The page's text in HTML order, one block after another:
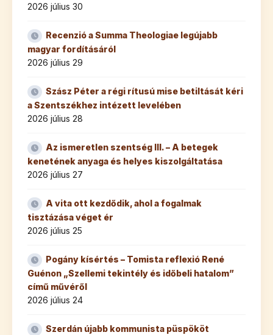
2026 július 30
Recenzió a Summa Theologiae legújabb
magyar fordításáról
2026 július 29
Szász Péter a régi rítusú mise betiltását kéri
a Szentszékhez intézett levelében
2026 július 28
Az ismeretlen szentség III. – A betegek
kenetének anyaga és helyes kiszolgáltatása
2026 július 27
A vita ott kezdődik, ahol a fogalmak
tisztázása véget ér
2026 július 25
Pogány kísértés – Tomista reflexió René
Guénon „Szellemi tekintély és időbeli hatalom”
című művéről
2026 július 24
Szerdán újabb kommunista püspököt